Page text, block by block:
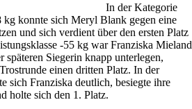
In der Kategorie
kg konnte sich Meryl Blank gegen eine
und sich verdient über den ersten Platz
-55 kg war Franziska Mieland
späteren Siegerin knapp unterlegen,
einen dritten Platz. In der
sich Franziska deutlich, besiegte ihre
holte sich den 1. Platz.